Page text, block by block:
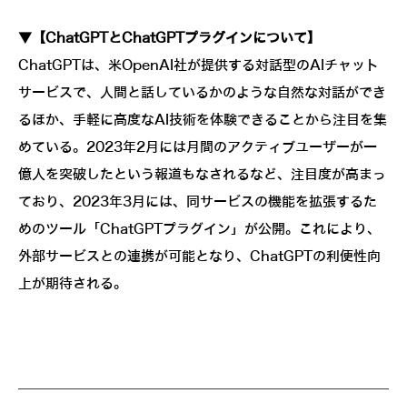
▼【ChatGPTとChatGPTプラグインについて】
ChatGPTは、米OpenAI社が提供する対話型のAIチャット
サービスで、人間と話しているかのような自然な対話ができ
るほか、手軽に高度なAI技術を体験できることから注目を集
めている。2023年2月には月間のアクティブユーザーが一
億人を突破したという報道もなされるなど、注目度が高まっ
ており、2023年3月には、同サービスの機能を拡張するた
めのツール「ChatGPTプラグイン」が公開。これにより、
外部サービスとの連携が可能となり、ChatGPTの利便性向
上が期待される。